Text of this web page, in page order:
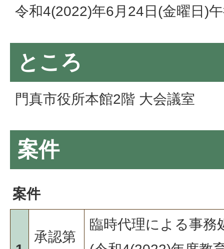
令和4(2022)年6月24日(金曜日)
ところ
門真市役所本館2階 大会議室
案件
案件
承認第
臨時代理による事